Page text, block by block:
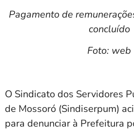
Pagamento de
concluído
Foto: web
O Sindicato dos Servidores
de Mossoró (Sindiserpum)
para denunciar à Prefeitura